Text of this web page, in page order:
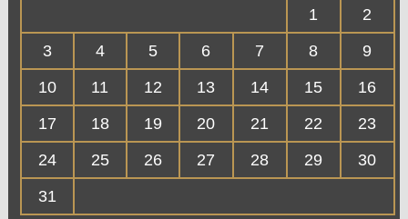
1
2
3
4 5 6 7 8
9
10
11 12 13 14 15
16
17
18 19 20 21 22
23
24
25 26 27 28 29
30
31